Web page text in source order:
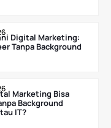
Digital Marketing:
Tanpa Background
Marketing Bisa
Background
IT?